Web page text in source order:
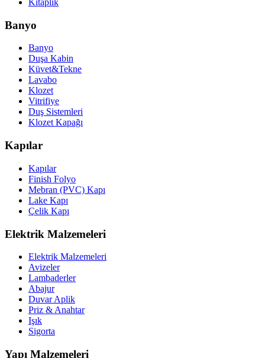
Kitaplık
Banyo
Banyo
Duşa Kabin
Küvet&Tekne
Lavabo
Klozet
Vitrifiye
Duş Sistemleri
Klozet Kapağı
Kapılar
Kapılar
Finish Folyo
Mebran (PVC) Kapı
Lake Kapı
Çelik Kapı
Elektrik Malzemeleri
Elektrik Malzemeleri
Avizeler
Lambaderler
Abajur
Duvar Aplik
Priz & Anahtar
Işık
Sigorta
Yapı Malzemeleri